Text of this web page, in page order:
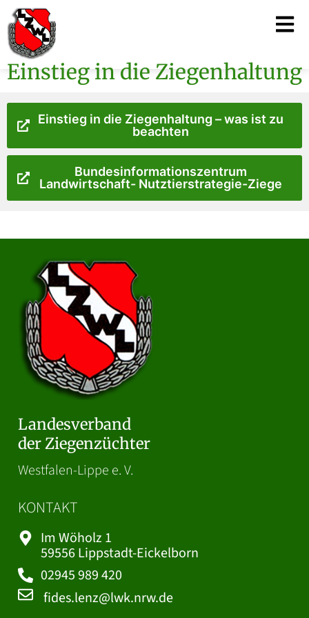
Einstieg in die Ziegenhaltung
Einstieg in die Ziegenhaltung – was ist zu
beachten
Bundesinformationszentrum
Landwirtschaft- Nutztierstrategie-Ziege
Landesverband
der Ziegenzüchter
Westfalen-Lippe e. V.
KONTAKT
Im Wöholz 1
59556 Lippstadt-Eickelborn
02945 989 420
fides.lenz@lwk.nrw.de